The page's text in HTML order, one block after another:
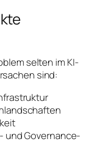
selten im KI-
sind:
und Governance-